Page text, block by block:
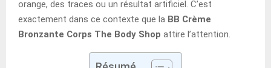
orange, des traces ou un résultat artificiel. C’est
exactement dans ce contexte que la BB Crème
Bronzante Corps The Body Shop attire l’attention.